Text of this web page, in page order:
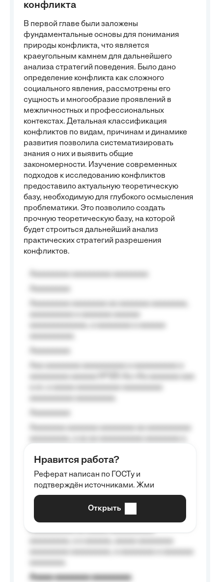
конфликта
В первой главе были заложены
фундаментальные основы для понимания
природы конфликта, что является
краеугольным камнем для дальнейшего
анализа стратегий поведения. Было дано
определение конфликта как сложного
социального явления, рассмотрены его
сущность и многообразие проявлений в
межличностных и профессиональных
контекстах. Детальная классификация
конфликтов по видам, причинам и динамике
развития позволила систематизировать
знания о них и выявить общие
закономерности. Изучение современных
подходов к исследованию конфликтов
предоставило актуальную теоретическую
базу, необходимую для глубокого осмысления
проблематики. Это позволило создать
прочную теоретическую базу, на которой
будет строиться дальнейший анализ
практических стратегий разрешения
конфликтов.
Aaaaaaaaa
Aaaaaaaaaa aa aaa aaaaaaaaa, a aaa
aaaaaaaaaa aaa, a aaaaaaaaaa, aaaaaa
aaaaaa a aaaaaa.
Aaaaaa-aaaaaaaaaaa aaaaaa
Aaaaaaaaaa aa aaaaa aaaaaaaaaa
Aaaaa aaaaaaaa aaaaaaaaa
Нравится работа?
Реферат написан по ГОСТу и
подтверждён источниками. Жми
Открыть